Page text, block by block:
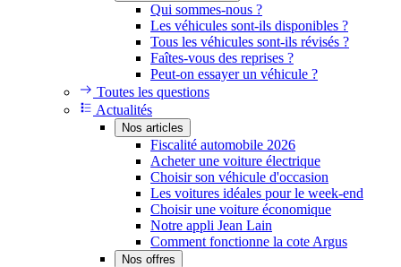
Qui sommes-nous ?
Les véhicules sont-ils disponibles ?
Tous les véhicules sont-ils révisés ?
Faîtes-vous des reprises ?
Peut-on essayer un véhicule ?
Toutes les questions
Actualités
Nos articles
Fiscalité automobile 2026
Acheter une voiture électrique
Choisir son véhicule d'occasion
Les voitures idéales pour le week-end
Choisir une voiture économique
Notre appli Jean Lain
Comment fonctionne la cote Argus
Nos offres